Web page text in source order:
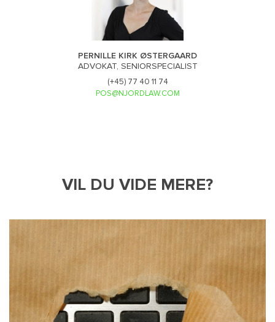
PERNILLE KIRK ØSTERGAARD
ADVOKAT, SENIORSPECIALIST
(+45) 77 40 11 74
POS@NJORDLAW.COM
VIL DU VIDE MERE?